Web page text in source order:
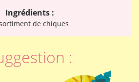
Ingrédients :
de chiques
: